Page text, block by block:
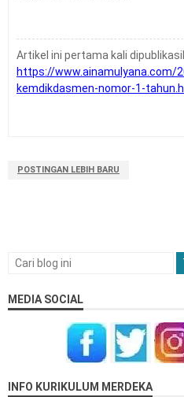
Artikel ini pertama kali
https://www.ainamulyana.com/
kemdikdasmen-nomor-1-
POSTINGAN LEBIH BARU
MEDIA SOCIAL
INFO KURIKULUM MERDEKA